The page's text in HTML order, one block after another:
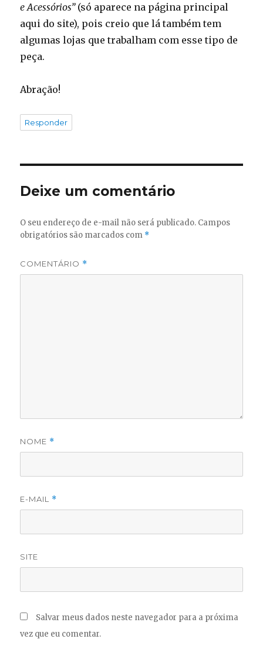
e Acessórios”(só aparece na página principal
aqui do site), pois creio que lá também tem
algumas lojas que trabalham com esse tipo de
peça.
Abração!
Responder
Deixe um comentário
O seu endereço de e-mail não será publicado. Campos
obrigatórios são marcados com *
COMENTÁRIO *
NOME *
E-MAIL *
SITE
Salvar meus dados neste navegador para a próxima
vez que eu comentar.